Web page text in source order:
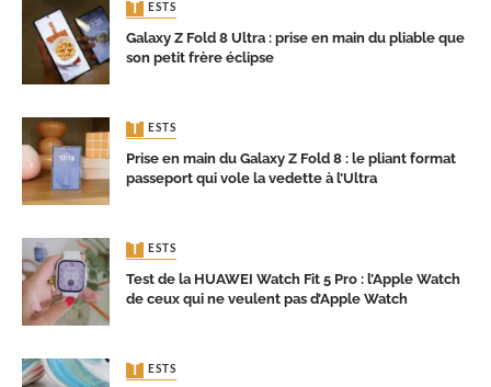
TESTS
Galaxy Z Fold 8 Ultra : prise en main du pliable que
son petit frère éclipse
TESTS
Prise en main du Galaxy Z Fold 8 : le pliant format
passeport qui vole la vedette à l’Ultra
TESTS
Test de la HUAWEI Watch Fit 5 Pro : l’Apple Watch
de ceux qui ne veulent pas d’Apple Watch
TESTS